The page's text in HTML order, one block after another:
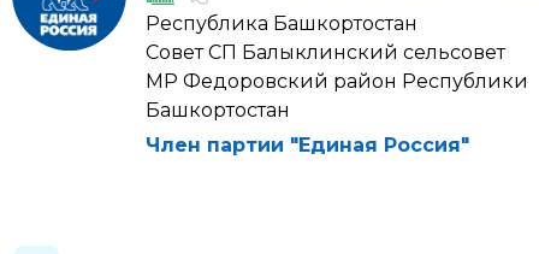
Республика Башкортостан
Совет СП Балыклинский сельсовет
МР Федоровский район Республики
Башкортостан
Член партии "Единая Россия"